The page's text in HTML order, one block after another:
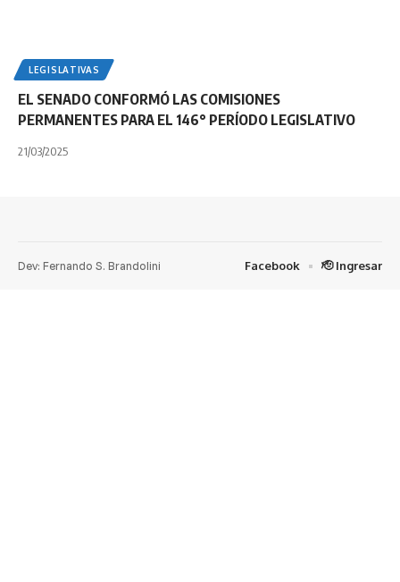
LEGISLATIVAS
EL SENADO CONFORMÓ LAS COMISIONES
PERMANENTES PARA EL 146° PERÍODO LEGISLATIVO
21/03/2025
Dev: Fernando S. Brandolini Facebook 🫡 Ingresar